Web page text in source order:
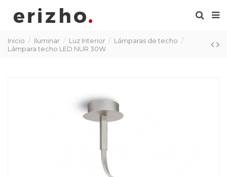
Inicio Iluminar Luz Interior
Lámparas de techo
Lámpara techo LED NUR 30W